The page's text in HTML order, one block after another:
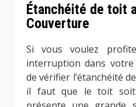
Étanchéité de toit
Couverture
Si vous voulez
interruption dans votre
de vérifier l’étanchéité
il faut que le toit soit